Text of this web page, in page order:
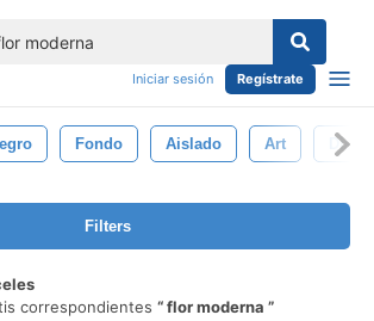
Iniciar sesión Regístrate
Fondo Aislado Art
Filters
correspondientes
flor moderna